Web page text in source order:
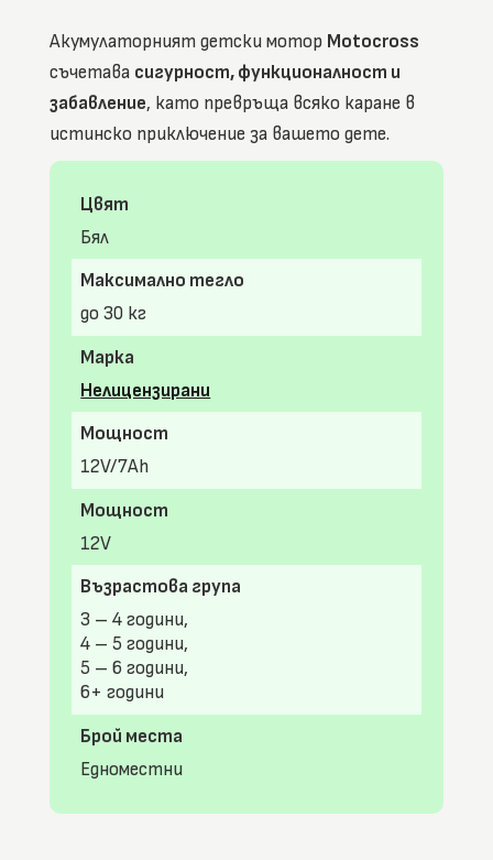
Акумулаторният детски мотор Motocross
съчетава сигурност, функционалност и
забавление, като превръща всяко каране в
истинско приключение за вашето дете.
Цвят
Бял
Максимално тегло
до 30 кг
Марка
Нелицензирани
Мощност
12V/7Ah
Мощност
12V
Възрастова група
3 – 4 години,
4 – 5 години,
5 – 6 години,
6+ години
Брой места
Едноместни